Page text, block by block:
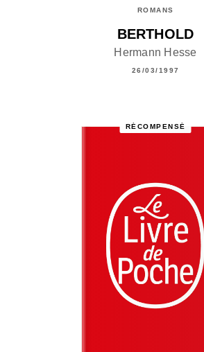
ROMANS
BERTHOLD
Hermann Hesse
26/03/1997
RÉCOMPENSÉ